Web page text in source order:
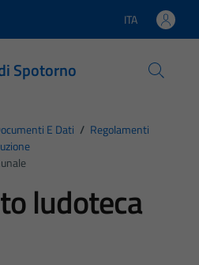
Lingua attiva:
ITA
Spotorno
E Dati / Regolamenti
ludoteca